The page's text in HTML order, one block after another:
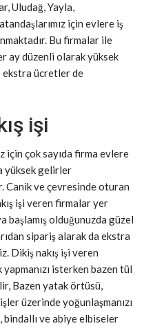
Uludağ, Yayla,
için evlere iş
Bu firmalar ile
ay düzenli olarak yüksek
ücretler de
işi
için çok sayıda firma evlere
yüksek gelirler
Canik ve çevresinde oturan
işi veren firmalar yer
başlamış olduğunuzda güzel
sipariş alarak da ekstra
Dikiş nakış işi veren
isterken bazen tül
Bazen yatak örtüsü,
üzerinde yoğunlaşmanızı
bindallı ve abiye elbiseler